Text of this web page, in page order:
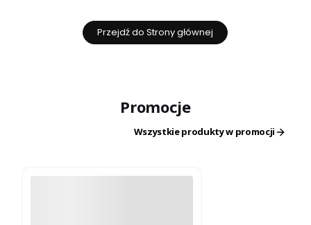
Przejdź do Strony głównej
Promocje
Wszystkie produkty w promocji